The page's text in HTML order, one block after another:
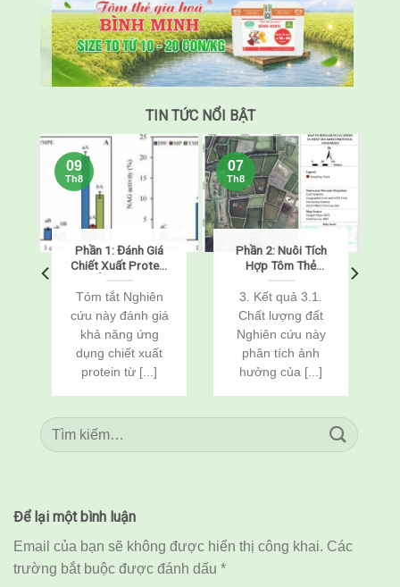
TIN TỨC NỔI BẬT
Phần 1: Đánh Giá
Chiết Xuất Protein
Từ Ấu Trùng Sâu
Bột Vàng
(Tenebrio molitor)
Như Một Chất Bảo
Vệ Chống Đông
Lạnh Cho Tôm Thẻ
Chân Trắng Đông
Tóm tắt Nghiên
cứu này đánh giá
khả năng ứng
dụng chiết xuất
protein từ [...]
09
Th8
Phần 2: Nuôi Tích
Hợp Tôm Thẻ
Chân Trắng
(Penaeus
vannamei) Và Cá
Rô Phi
(Oreochromis
niloticus) Thông
Qua Cải Tạo Đất
3. Kết quả 3.1.
Chất lượng đất
Nghiên cứu này
phân tích ảnh
hưởng của [...]
07
Th8
Để lại một bình luận
Email của bạn sẽ không được hiển thị công khai. Các
trường bắt buộc được đánh dấu *